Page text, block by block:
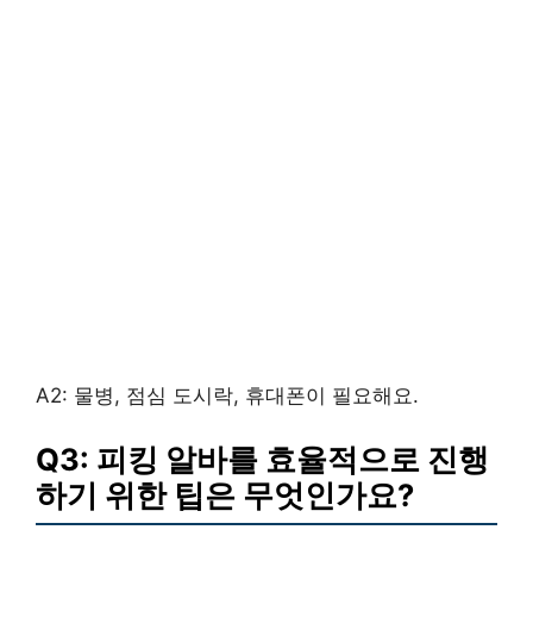
A2: 물병, 점심 도시락, 휴대폰이 필요해요.
Q3: 피킹 알바를 효율적으로 진행
하기 위한 팁은 무엇인가요?